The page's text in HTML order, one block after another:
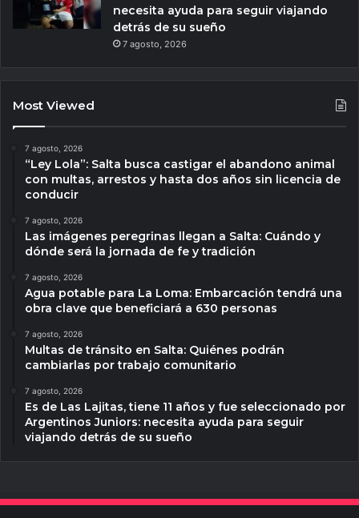
necesita ayuda para seguir viajando
detrás de su sueño
7 agosto, 2026
Most Viewed
7 agosto, 2026
“Ley Lola”: Salta busca castigar el abandono animal
con multas, arrestos y hasta dos años sin licencia de
conducir
7 agosto, 2026
Las imágenes peregrinas llegan a Salta: Cuándo y
dónde será la jornada de fe y tradición
7 agosto, 2026
Agua potable para La Loma: Embarcación tendrá una
obra clave que beneficiará a 630 personas
7 agosto, 2026
Multas de tránsito en Salta: Quiénes podrán
cambiarlas por trabajo comunitario
7 agosto, 2026
Es de Las Lajitas, tiene 11 años y fue seleccionado por
Argentinos Juniors: necesita ayuda para seguir
viajando detrás de su sueño